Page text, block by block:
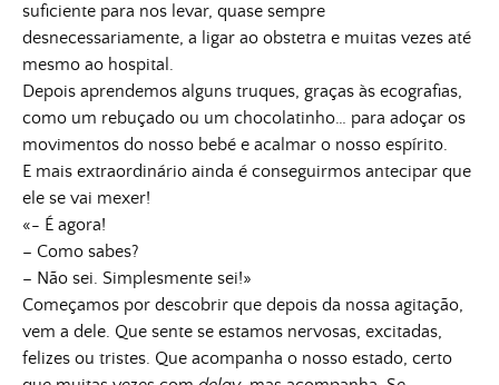
suficiente para nos levar, quase sempre
desnecessariamente, a ligar ao obstetra e muitas vezes até
mesmo ao hospital.
Depois aprendemos alguns truques, graças às ecografias,
como um rebuçado ou um chocolatinho… para adoçar os
movimentos do nosso bebé e acalmar o nosso espírito.
E mais extraordinário ainda é conseguirmos antecipar que
ele se vai mexer!
«- É agora!
– Como sabes?
– Não sei. Simplesmente sei!»
Começamos por descobrir que depois da nossa agitação,
vem a dele. Que sente se estamos nervosas, excitadas,
felizes ou tristes. Que acompanha o nosso estado, certo